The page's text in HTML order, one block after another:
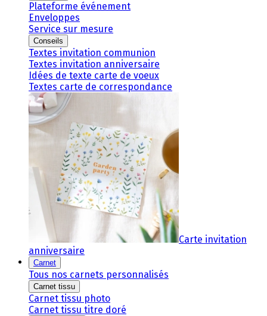
Plateforme événement
Enveloppes
Service sur mesure
Conseils
Textes invitation communion
Textes invitation anniversaire
Idées de texte carte de voeux
Textes carte de correspondance
Carte invitation
anniversaire
Carnet
Tous nos carnets personnalisés
Carnet tissu
Carnet tissu photo
Carnet tissu titre doré